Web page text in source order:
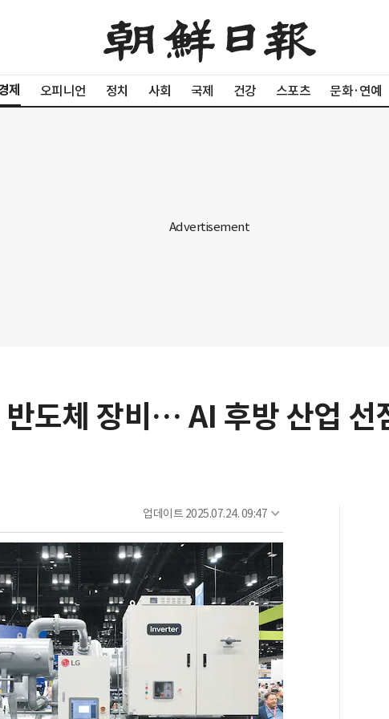
제 오피니언 정치 사회 국제 건강 스포츠 문화·연예
도체 장비… AI 후방 산업 선
업데이트 2025.07.24. 09:47